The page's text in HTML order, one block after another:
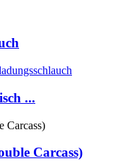
...
Carcass)